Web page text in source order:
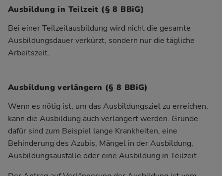
Ausbildung in Teilzeit (§ 8 BBiG)
Bei einerTeilzeitausbildung wird nicht die gesamte
Ausbildungsdauer verkürzt, sondern nur die tägliche
Arbeitszeit.
Ausbildung verlängern (§ 8 BBiG)
Wenn es nötig ist, um das Ausbildungsziel zu erreichen,
kann die Ausbildung auch verlängert werden. Gründe
dafür sind zum Beispiel lange Krankheiten, eine
Behinderung des Azubis, Mängel in der Ausbildung,
Ausbildungsausfälle oder eine Ausbildung in Teilzeit.